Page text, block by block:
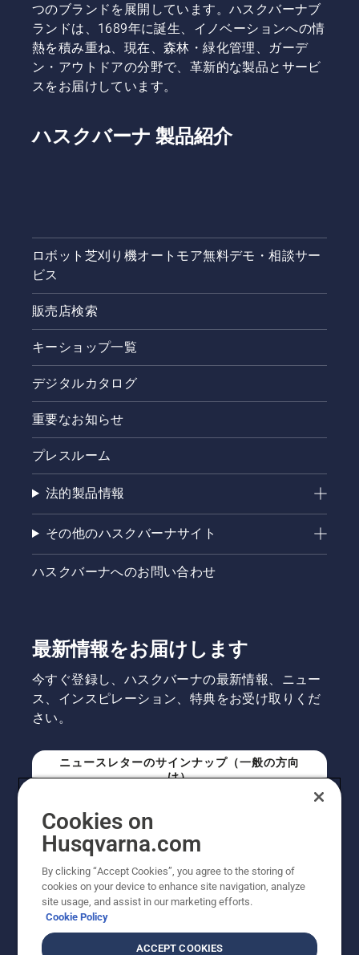
つのブランドを展開しています。ハスクバーナブ
ランドは、1689年に誕生、イノベーションへの情
熱を積み重ね、現在、森林・緑化管理、ガーデ
ン・アウトドアの分野で、革新的な製品とサービ
スをお届けしています。
ハスクバーナ 製品紹介
ロボット芝刈り機オートモア無料デモ・相談サー
ビス
販売店検索
キーショップ一覧
デジタルカタログ
重要なお知らせ
プレスルーム
法的製品情報
その他のハスクバーナサイト
ハスクバーナへのお問い合わせ
最新情報をお届けします
今すぐ登録し、ハスクバーナの最新情報、ニュー
ス、インスピレーション、特典をお受け取りくだ
さい。
ニュースレターのサインナップ（一般の方向
け）
ニュースレターのサインアップ（プロの方向
け）
Cookies on
Husqvarna.com
By clicking “Accept Cookies”, you agree to the storing of
cookies on your device to enhance site navigation, analyze
site usage, and assist in our marketing efforts.
Cookie Policy
ACCEPT COOKIES